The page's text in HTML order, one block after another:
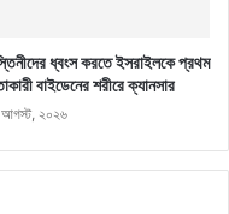
ধ্বংস করতে ইসরাইলকে প্রথম
বাইডেনের শরীরে ক্যানসার
আগস্ট, ২০২৬